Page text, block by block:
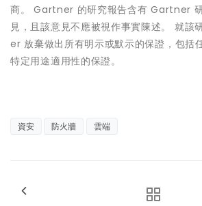
商。 Gartner 的研究報告含有 Gartner
見，且該意見不應被視作事實陳述。 就該
er 放棄做出所有明示或默示的保證，包括
特定用途適用性的保證。
資安 防火牆 雲端